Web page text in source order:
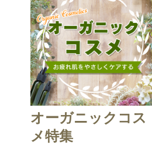
オーガニックコス
メ特集